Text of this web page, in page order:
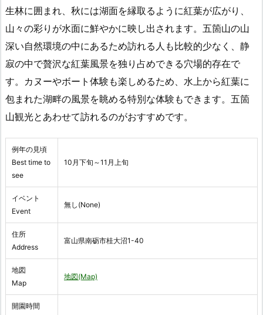
生林に囲まれ、秋には湖面を縁取るように紅葉が広がり、
山々の彩りが水面に鮮やかに映し出されます。五箇山の山
深い自然環境の中にあるため訪れる人も比較的少なく、静
寂の中で贅沢な紅葉風景を独り占めできる穴場的存在で
す。カヌーやボート体験も楽しめるため、水上から紅葉に
包まれた湖畔の風景を眺める特別な体験もできます。五箇
山観光とあわせて訪れるのがおすすめです。
例年の見頃
Best time to
see
10月下旬～11月上旬
イベント
Event
無し(None)
住所
Address
富山県南砺市桂大沼1-40
地図
Map
地図(Map)
開園時間